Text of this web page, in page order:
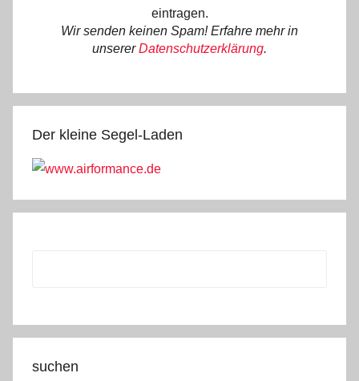
eintragen.
Wir senden keinen Spam! Erfahre mehr in
unsererDatenschutzerklärung.
Der kleine Segel-Laden
suchen